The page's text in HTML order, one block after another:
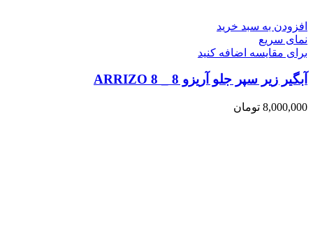
افزودن به سبد خرید
نمای سریع
برای مقایسه اضافه کنید
آبگیر زیر سپر جلو آریزو 8 _ ARRIZO 8
8,000,000 تومان